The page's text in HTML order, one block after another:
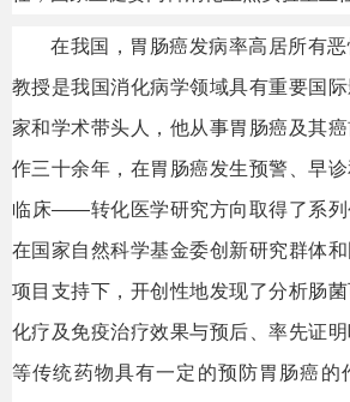
在我国，胃肠癌发病率高居所有
教授是我国消化病学领域具有重要国
家和学术带头人，他从事胃肠癌及其
作三十余年，在胃肠癌发生预警、早
临床——转化医学研究方向取得了系列
在国家自然科学基金委创新研究群体
项目支持下，开创性地发现了分析肠
化疗及免疫治疗效果与预后、率先证
等传统药物具有一定的预防胃肠癌的